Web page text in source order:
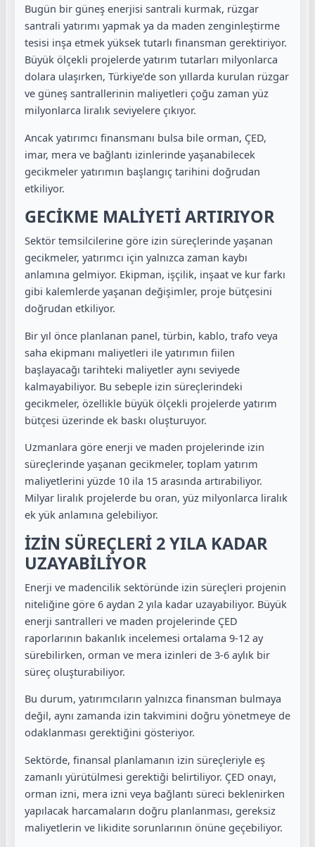
Bugün bir güneş enerjisi santrali kurmak, rüzgar
santrali yatırımı yapmak ya da maden zenginleştirme
tesisi inşa etmek yüksek tutarlı finansman gerektiriyor.
Büyük ölçekli projelerde yatırım tutarları milyonlarca
dolara ulaşırken, Türkiye’de son yıllarda kurulan rüzgar
ve güneş santrallerinin maliyetleri çoğu zaman yüz
milyonlarca liralık seviyelere çıkıyor.
Ancak yatırımcı finansmanı bulsa bile orman, ÇED,
imar, mera ve bağlantı izinlerinde yaşanabilecek
gecikmeler yatırımın başlangıç tarihini doğrudan
etkiliyor.
GECİKME MALİYETİ ARTIRIYOR
Sektör temsilcilerine göre izin süreçlerinde yaşanan
gecikmeler, yatırımcı için yalnızca zaman kaybı
anlamına gelmiyor. Ekipman, işçilik, inşaat ve kur farkı
gibi kalemlerde yaşanan değişimler, proje bütçesini
doğrudan etkiliyor.
Bir yıl önce planlanan panel, türbin, kablo, trafo veya
saha ekipmanı maliyetleri ile yatırımın fiilen
başlayacağı tarihteki maliyetler aynı seviyede
kalmayabiliyor. Bu sebeple izin süreçlerindeki
gecikmeler, özellikle büyük ölçekli projelerde yatırım
bütçesi üzerinde ek baskı oluşturuyor.
Uzmanlara göre enerji ve maden projelerinde izin
süreçlerinde yaşanan gecikmeler, toplam yatırım
maliyetlerini yüzde 10 ila 15 arasında artırabiliyor.
Milyar liralık projelerde bu oran, yüz milyonlarca liralık
ek yük anlamına gelebiliyor.
İZİN SÜREÇLERİ 2 YILA KADAR
UZAYABİLİYOR
Enerji ve madencilik sektöründe izin süreçleri projenin
niteliğine göre 6 aydan 2 yıla kadar uzayabiliyor. Büyük
enerji santralleri ve maden projelerinde ÇED
raporlarının bakanlık incelemesi ortalama 9-12 ay
sürebilirken, orman ve mera izinleri de 3-6 aylık bir
süreç oluşturabiliyor.
Bu durum, yatırımcıların yalnızca finansman bulmaya
değil, aynı zamanda izin takvimini doğru yönetmeye de
odaklanması gerektiğini gösteriyor.
Sektörde, finansal planlamanın izin süreçleriyle eş
zamanlı yürütülmesi gerektiği belirtiliyor. ÇED onayı,
orman izni, mera izni veya bağlantı süreci beklenirken
yapılacak harcamaların doğru planlanması, gereksiz
maliyetlerin ve likidite sorunlarının önüne geçebiliyor.